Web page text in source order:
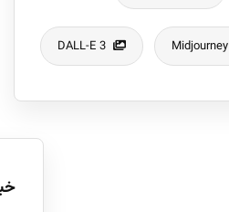
Midjourney
DALL-E 3